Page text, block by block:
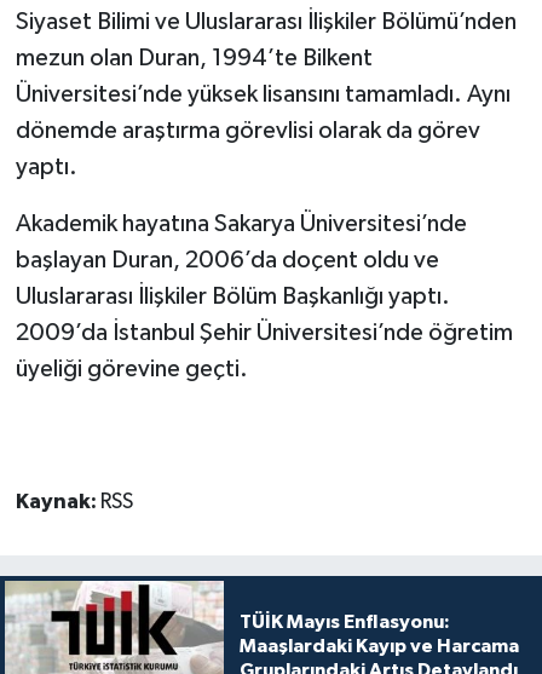
Siyaset Bilimi ve Uluslararası İlişkiler Bölümü’nden
mezun olan Duran, 1994’te Bilkent
Üniversitesi’nde yüksek lisansını tamamladı. Aynı
dönemde araştırma görevlisi olarak da görev
yaptı.
Akademik hayatına Sakarya Üniversitesi’nde
başlayan Duran, 2006’da doçent oldu ve
Uluslararası İlişkiler Bölüm Başkanlığı yaptı.
2009’da İstanbul Şehir Üniversitesi’nde öğretim
üyeliği görevine geçti.
Kaynak: RSS
TÜİK Mayıs Enflasyonu:
Maaşlardaki Kayıp ve Harcama